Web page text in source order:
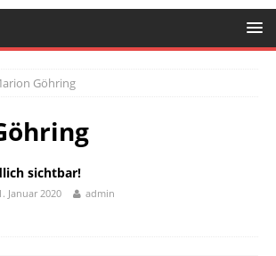
Göhring
sichtbar!
Januar 2020 admin